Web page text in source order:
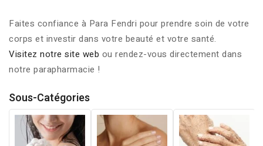
Faites confiance à Para Fendri pour prendre soin de votre
corps et investir dans votre beauté et votre santé.
Visitez notre site web ou rendez-vous directement dans
notre parapharmacie !
Sous-Catégories